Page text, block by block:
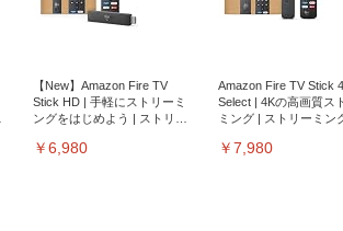
【New】Amazon Fire TV
Stick HD | 手軽にストリーミ
ングをはじめよう | ストリー
￥6,980
Amazon Fire TV Stick
Select | 4Kの高画質ス
ミング | ストリーミン
￥7,980